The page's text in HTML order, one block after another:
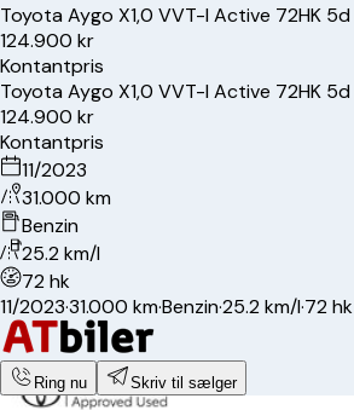
ToyotaAygo X1,0 VVT-I Active 72HK 5d
124.900 kr
Kontantpris
ToyotaAygo X1,0 VVT-I Active 72HK 5d
124.900 kr
Kontantpris
11/2023
31.000 km
Benzin
25.2 km/l
72 hk
11/2023·31.000 km·Benzin·25.2 km/l·72 hk
Ring nu Skriv til sælger